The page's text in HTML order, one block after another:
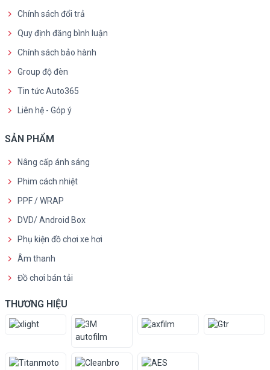
Chính sách đổi trả
Quy định đăng bình luận
Chính sách bảo hành
Group độ đèn
Tin tức Auto365
Liên hệ - Góp ý
SẢN PHẨM
Nâng cấp ánh sáng
Phim cách nhiệt
PPF / WRAP
DVD/ Android Box
Phụ kiện đồ chơi xe hơi
Âm thanh
Đồ chơi bán tải
THƯƠNG HIỆU